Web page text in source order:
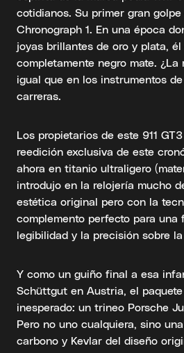
cotidianos. Su primer gran
Chronograph 1. En una época
joyas brillantes de oro y plata,
completamente negro mate. ¿La
igual que en los instrumentos
carreras.
Los propietarios de este 911
reedición exclusiva de este
ahora en titanio ultraligero
introdujo en la relojería mucho
estética original pero con la
complemento perfecto para una
legibilidad y la precisión sobre
Y como un guiño final a esa
Schüttgut en Austria, el
inesperado: un trineo Porsche
Pero no uno cualquiera, sino
carbono y Kevlar del diseño